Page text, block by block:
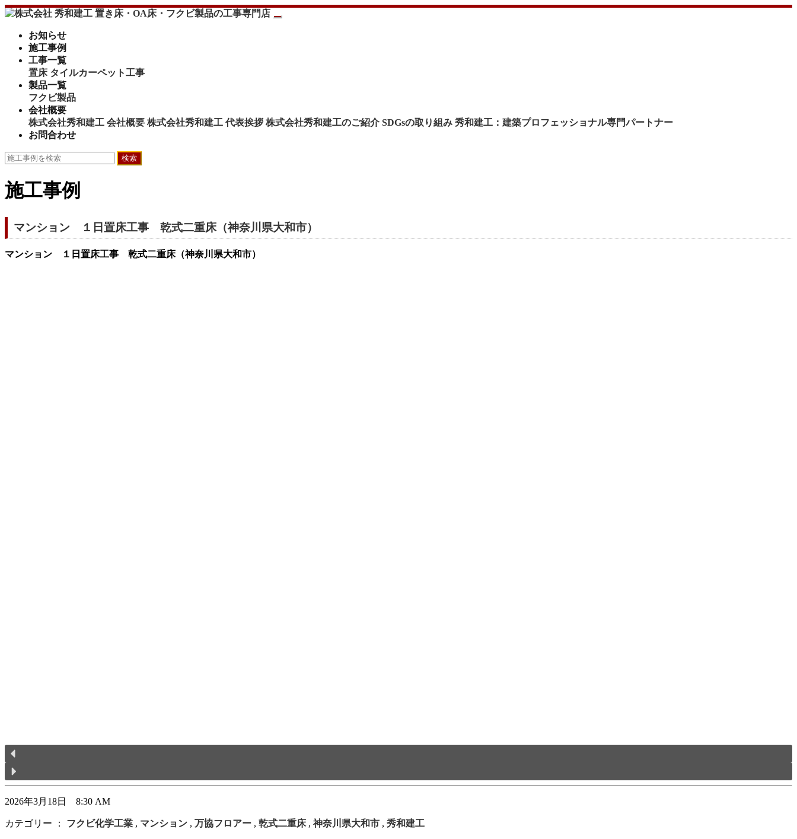
お知らせ
施工事例
工事一覧
置床 タイルカーペット工事
製品一覧
フクビ製品
会社概要
株式会社秀和建工 会社概要 株式会社秀和建工 代表挨拶 株式会社秀和建工のご紹介 SDGsの取り組み 秀和建工：建築プロフェッショナル専門パートナー
お問合わせ
検索
施工事例
マンション １日置床工事 乾式二重床（神奈川県大和市）
マンション １日置床工事 乾式二重床（神奈川県大和市）
2026年3月18日 8:30 AM
カテゴリー ： フクビ化学工業 , マンション , 万協フロアー , 乾式二重床, 神奈川県大和市 , 秀和建工